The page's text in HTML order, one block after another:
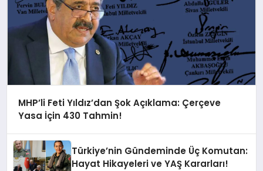
MHP’li Feti Yıldız’dan Şok Açıklama: Çerçeve
Yasa İçin 430 Tahmin!
Türkiye’nin Gündeminde Üç Komutan:
Hayat Hikayeleri ve YAŞ Kararları!